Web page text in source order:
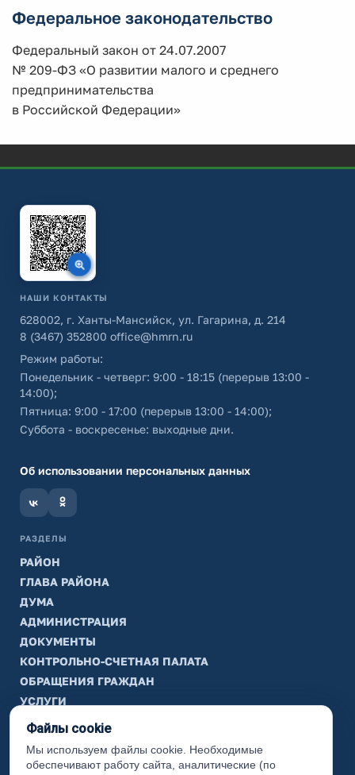
Федеральное законодательство
Федеральный закон от 24.07.2007
№ 209-ФЗ «О развитии малого и среднего
предпринимательства
в Российской Федерации»
НАШИ КОНТАКТЫ
628002, г. Ханты-Мансийск, ул. Гагарина, д. 214
8 (3467) 352800 office@hmrn.ru
Режим работы:
Понедельник - четверг: 9:00 - 18:15 (перерыв 13:00 -
14:00);
Пятница: 9:00 - 17:00 (перерыв 13:00 - 14:00);
Суббота - воскресенье: выходные дни.
Об использовании персональных данных
РАЗДЕЛЫ
РАЙОН
ГЛАВА РАЙОНА
ДУМА
АДМИНИСТРАЦИЯ
ДОКУМЕНТЫ
КОНТРОЛЬНО-СЧЕТНАЯ ПАЛАТА
ОБРАЩЕНИЯ ГРАЖДАН
УСЛУГИ
ТИК
ИНФОРМАЦИЯ
Файлы cookie
Мы используем файлы cookie. Необходимые
обеспечивают работу сайта, аналитические (по